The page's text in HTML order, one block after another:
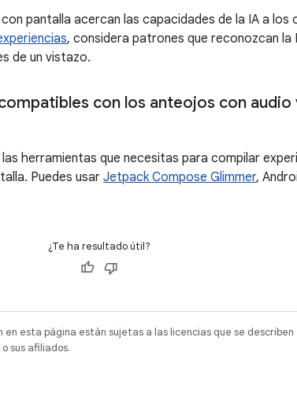
pantalla acercan las capacidades de la IA a los
, considera patrones que reconozcan la
de un vistazo.
con los anteojos con audio
herramientas que necesitas para compilar
Puedes usar Jetpack Compose Glimmer,
¿Te ha resultado útil?
esta página están sujetas a las licencias que se describen
sus afiliados.